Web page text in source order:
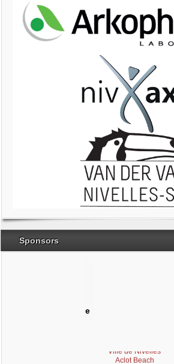
Sponsors
Ville de Nivelles
Aclot Beach